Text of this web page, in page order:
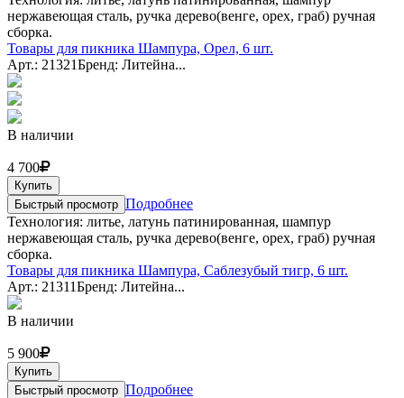
нержавеющая сталь, ручка дерево(венге, орех, граб) ручная
сборка.
Товары для пикника Шампура, Орел, 6 шт.
Арт.: 21321Бренд: Литейна...
В наличии
4 700
Купить
Быстрый просмотр Подробнее
Технология: литье, латунь патинированная, шампур
нержавеющая сталь, ручка дерево(венге, орех, граб) ручная
сборка.
Товары для пикника Шампура, Саблезубый тигр, 6 шт.
Арт.: 21311Бренд: Литейна...
В наличии
5 900
Купить
Быстрый просмотр Подробнее